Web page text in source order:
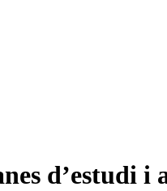
d’estudi i